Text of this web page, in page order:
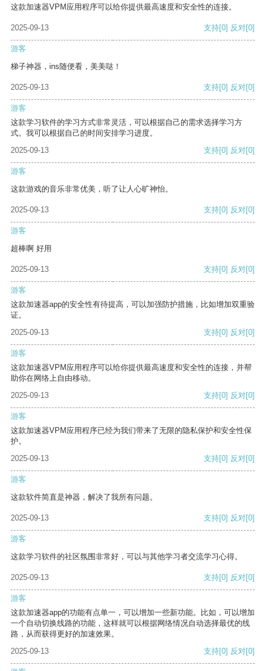
这款加速器VPM应用程序可以给你提供最高速度和安全性的连接。
2025-09-13 支持[0] 反对[0]
游客
梯子神器，ins随便看，美美哒！
2025-09-13 支持[0] 反对[0]
游客
这款学习软件的学习方式非常灵活，可以根据自己的需求选择学习方
式。我可以根据自己的时间安排学习进度。
2025-09-13
支持[0] 反对[0]
游客
这款游戏的音乐非常优美，听了让人心旷神怡。
2025-09-13 支持[0] 反对[0]
游客
超棒啊 好用
2025-09-13 支持[0] 反对[0]
游客
这款加速器app的安全性有待提高，可以加强防护措施，比如增加双重验
证。
2025-09-13
支持[0] 反对[0]
游客
这款加速器VPM应用程序可以给你提供最高速度和安全性的连接，并帮
助你在网络上自由移动。
2025-09-13
支持[0] 反对[0]
游客
这款加速器VPM应用程序已经为我们带来了无限的隐私保护和安全性保
护。
2025-09-13
支持[0] 反对[0]
游客
这款软件简直是神器，解决了我所有问题。
2025-09-13 支持[0] 反对[0]
游客
这款学习软件的社区氛围非常好，可以与其他学习者交流学习心得。
2025-09-13 支持[0] 反对[0]
游客
这款加速器app的功能有点单一，可以增加一些新功能。比如，可以增加
一个自动切换线路的功能，这样就可以根据网络情况自动选择最优的线
路，从而获得更好的加速效果。
2025-09-13
支持[0] 反对[0]